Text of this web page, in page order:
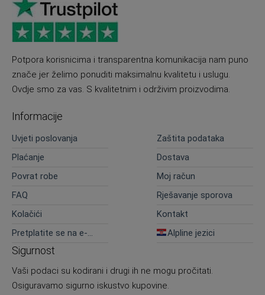
Potpora korisnicima i transparentna komunikacija nam puno
znače jer želimo ponuditi maksimalnu kvalitetu i uslugu.
Ovdje smo za vas. S kvalitetnim i održivim proizvodima.
Informacije
Uvjeti poslovanja
Zaštita podataka
Plaćanje
Dostava
Povrat robe
Moj račun
FAQ
Rješavanje sporova
Kolačići
Kontakt
Pretplatite se na e-
Alpline jezici
Sigurnost
Vaši podaci su kodirani i drugi ih ne mogu pročitati.
Osiguravamo sigurno iskustvo kupovine.